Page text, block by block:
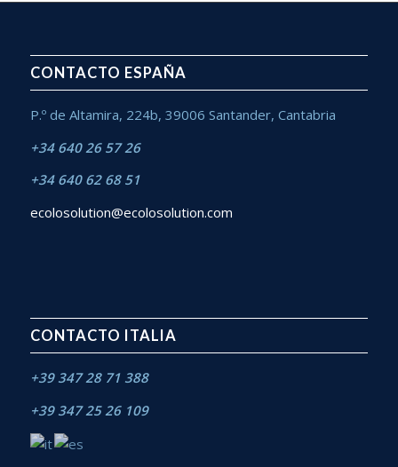
CONTACTO ESPAÑA
P.º de Altamira, 224b, 39006 Santander, Cantabria
+34 640 26 57 26
+34 640 62 68 51
ecolosolution@ecolosolution.com
CONTACTO ITALIA
+39 347 28 71 388
+39 347 25 26 109